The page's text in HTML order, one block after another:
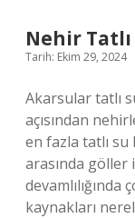
Nehir Tatlı
Tarih: Ekim 29, 2024
Akarsular tatlı
açısından
en fazla tatlı
arasında göller
kaynakları